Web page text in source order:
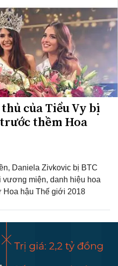
của Tiểu Vy bị
thềm Hoa
Daniela Zivkovic bị BTC
vương miện, danh hiệu hoa
Hoa hậu Thế giới 2018